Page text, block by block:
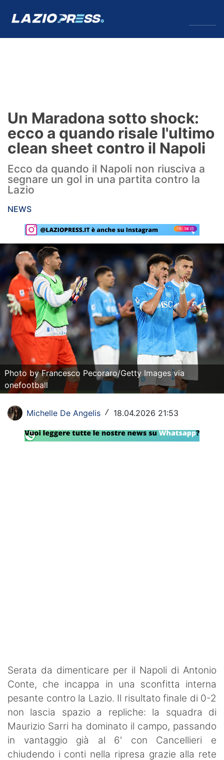
Formello
Infortuni
Primavera
Calciomercato
Lazio Women
Rassegna Lazio
Social
Calcio
Serie A
Champions League
Europa League
Altri Sport
Formula 1
Tennis
Vela
Un Maradona sotto shock:
ecco a quando risale l'ultimo
clean sheet contro il Napoli
Ecco da quando il Napoli non riusciva a
segnare un gol in una partita contro la
Lazio
NEWS
Photo by Francesco Pecoraro/Getty Images via
onefootball
Michelle De Angelis / 18.04.2026 21:53
Serata da dimenticare per il Napoli di Antonio
Conte, che incappa in una sconfitta interna
pesante contro la Lazio. Il risultato finale di 0-2
non lascia spazio a repliche: la squadra di
Maurizio Sarri ha dominato il campo, passando
in vantaggio già al 6' con Cancellieri e
chiudendo i conti nella ripresa grazie alla rete